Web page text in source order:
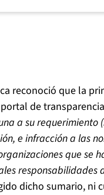
reconoció que la
de
a su requerimiento
e infracción a las
que se
responsabilidades
dicho sumario, ni